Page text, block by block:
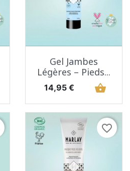
Gel Jambes
Légères – Pieds...
Prix
14,95 € shopping_basket
favorite_border